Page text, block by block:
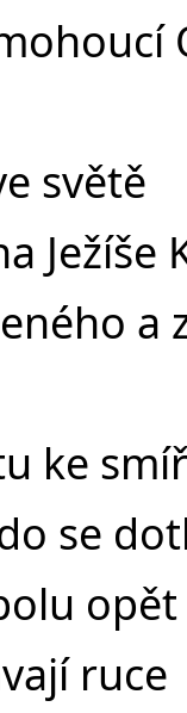
světě
Ježíše
a
ke
se
ruce